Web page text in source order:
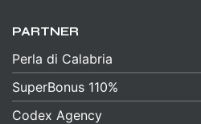
PARTNER
Perla di Calabria
SuperBonus 110%
Codex Agency